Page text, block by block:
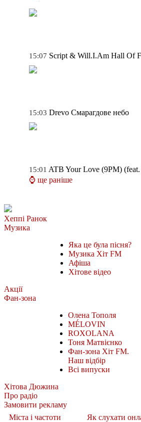
15:07 Script & Will.I.Am Hall Of
15:03 Drevo Смарагдове небо
15:01 ATB Your Love (9PM)
⌚ ще раніше
Хеппі Ранок
Музика
Яка це була пісня?
Музика Хіт FM
Афіша
Хітове відео
Акції
Фан-зона
Олена Тополя
MÉLOVIN
ROXOLANA
Тоня Матвієнко
Фан-зона Хіт FM.
Наш відбір
Всі випуски
Хітова Дюжина
Про радіо
Замовити рекламу
Міста і частоти
Як слухати